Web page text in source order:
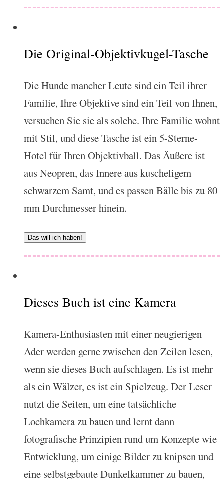
Die Original-Objektivkugel-Tasche
Die Hunde mancher Leute sind ein Teil ihrer
Familie, Ihre Objektive sind ein Teil von Ihnen,
versuchen Sie sie als solche. Ihre Familie wohnt
mit Stil, und diese Tasche ist ein 5-Sterne-
Hotel für Ihren Objektivball. Das Äußere ist
aus Neopren, das Innere aus kuscheligem
schwarzem Samt, und es passen Bälle bis zu 80
mm Durchmesser hinein.
Das will ich haben!
Dieses Buch ist eine Kamera
Kamera-Enthusiasten mit einer neugierigen
Ader werden gerne zwischen den Zeilen lesen,
wenn sie dieses Buch aufschlagen. Es ist mehr
als ein Wälzer, es ist ein Spielzeug. Der Leser
nutzt die Seiten, um eine tatsächliche
Lochkamera zu bauen und lernt dann
fotografische Prinzipien rund um Konzepte wie
Entwicklung, um einige Bilder zu knipsen und
eine selbstgebaute Dunkelkammer zu bauen,